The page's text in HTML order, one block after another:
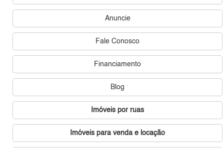
Anuncie
Fale Conosco
Financiamento
Blog
Imóveis por ruas
Imóveis para venda e locação